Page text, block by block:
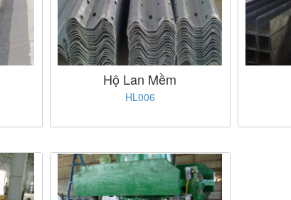
Hộ Lan Mềm
HL006